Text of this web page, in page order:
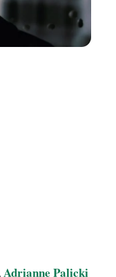
Adrianne Palicki